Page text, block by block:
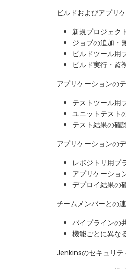
ビルドおよびアプリ
新規プロジェク
ジョブの追加・
ビルドツール用
ビルド実行・監
アプリケーションの
テストツール用
ユニットテスト
テスト結果の確
アプリケーションの
レポジトリ用プ
アプリケーショ
デプロイ結果の
チームメンバーとの
パイプラインの
機能ごとに異な
Jenkinsのセキュリテ